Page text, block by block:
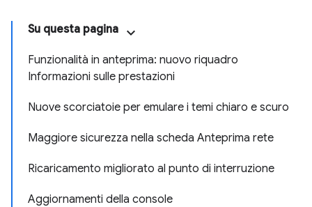
Su questa pagina
Funzionalità in anteprima: nuovo riquadro
Informazioni sulle prestazioni
Nuove scorciatoie per emulare i temi chiaro e scuro
Maggiore sicurezza nella scheda Anteprima rete
Ricaricamento migliorato al punto di interruzione
Aggiornamenti della console